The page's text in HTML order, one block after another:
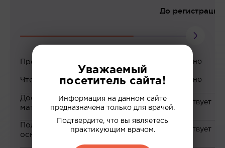
До регистрации
Просмотр вебинаров
Чтение статей
Доступ к закрытым
материалам
Подборка материалов на
основе ваших интересов
Уважаемый
посетитель сайта!
Информация на данном сайте
предназначена только для врачей.
Подтвердите, что вы являетесь
практикующим врачом.